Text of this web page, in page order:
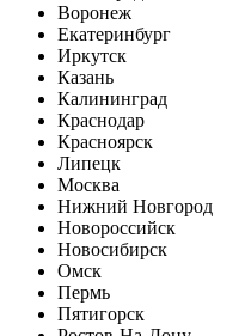
Воронеж
Екатеринбург
Иркутск
Казань
Калининград
Краснодар
Красноярск
Липецк
Москва
Нижний Новгород
Новороссийск
Новосибирск
Омск
Пермь
Пятигорск